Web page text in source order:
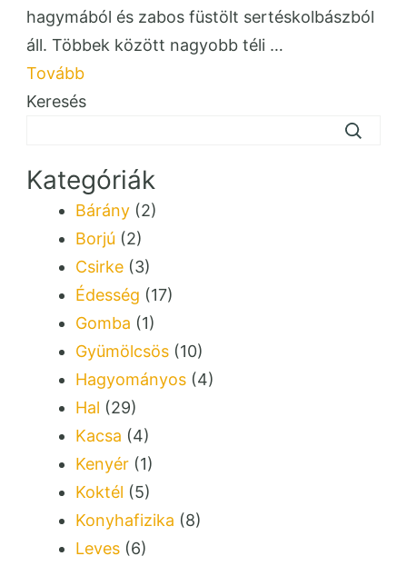
hagymából és zabos füstölt sertéskolbászból
áll. Többek között nagyobb téli …
Tovább
Keresés
Kategóriák
Bárány (2)
Borjú (2)
Csirke (3)
Édesség (17)
Gomba (1)
Gyümölcsös (10)
Hagyományos (4)
Hal (29)
Kacsa (4)
Kenyér (1)
Koktél (5)
Konyhafizika (8)
Leves (6)